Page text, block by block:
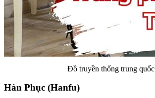
Đồ truyền thống trung quốc
Hán Phục (Hanfu)